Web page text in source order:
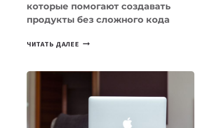
которые помогают создавать
продукты без сложного кода
ЧИТАТЬ ДАЛЕЕ 7
ПОМОГАЮТ
СОЗДАВАТЬ